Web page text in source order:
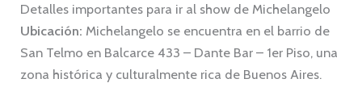
Detalles importantes para ir al show de Michelangelo
Ubicación: Michelangelo se encuentra en el barrio de
San Telmo en Balcarce 433 – Dante Bar – 1er Piso, una
zona histórica y culturalmente rica de Buenos Aires.